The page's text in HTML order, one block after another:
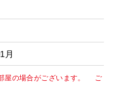
月
屋の場合がございます。 ご